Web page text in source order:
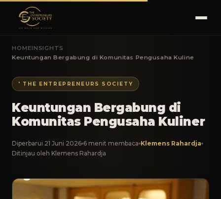
HOMEINSIGHTS
Keuntungan Bergabung di Komunitas Pengusaha Kuline
' THE ENTREPRENEURS SOCIETY
Keuntungan Bergabung di
Komunitas Pengusaha Kuliner
Diperbarui 21 Juni 2026 6 menit membaca Klemens Rahardja
Ditinjau oleh Klemens Rahardja